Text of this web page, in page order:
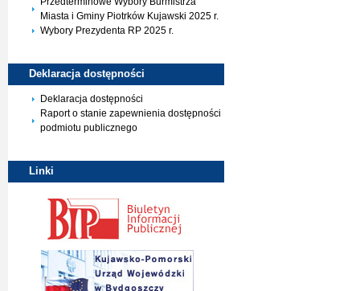
Miasta i Gminy Piotrków Kujawski 2025 r.
Wybory Prezydenta RP 2025 r.
Deklaracja dostępności
Deklaracja dostępności
Raport o stanie zapewnienia dostępności
podmiotu publicznego
Linki